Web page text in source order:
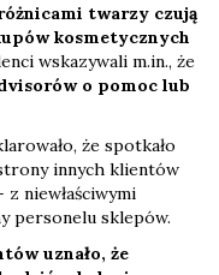
twarzy czują
kosmetycznych
wskazywali m.in., że
o pomoc lub
że spotkało
innych klientów
z niewłaściwymi
personelu sklepów.
uznało, że